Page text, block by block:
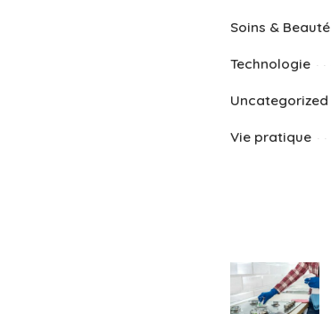
Soins & Beauté
Technologie
Uncategorized
Vie pratique